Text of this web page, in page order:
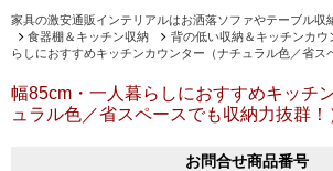
家具の激安通販インテリアルはお洒落ソファやテーブル収
食器棚＆キッチン収納
背の低い収納＆キッチンカウ
らしにおすすめキッチンカウンター（ナチュラル色／省ス
幅85cm・一人暮らしにおすすめキッチ
ュラル色／省スペースでも収納力抜群！
お問合せ商品番号